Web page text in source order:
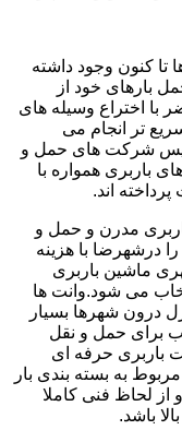
تا کنون وجود داشته
بارهای خود از
با اختراع وسیله های
تر انجام می
شرکت های حمل و
همواره با
اند.
مدرن و حمل و
درشهرضا با هزینه
ماشین باربری
می شود.وانت ها
درون شهرها بسیار
برای حمل و نقل
باربری حرفه ای
به بسته بندی بار
از لحاظ فنی کاملا
باشد.